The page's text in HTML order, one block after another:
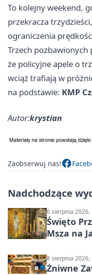
To kolejny weekend,
przekracza
ograniczenia
Trzech pozbawionych
że policyjne apele o
wciąż trafiają w
na podstawie: KMP
Autor:krystian
Zaobserwuj nas!
Nadchodzące
6 sierpnia 2026,
Święto
Msza na
8 sierpnia 2026,
Żniwne